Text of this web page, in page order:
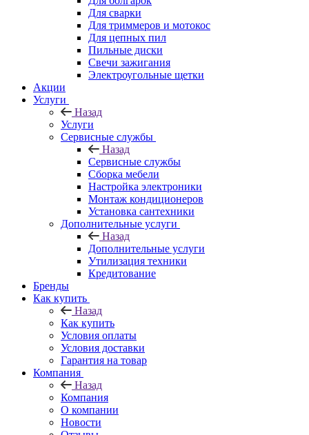
Для сварки
Для триммеров и мотокос
Для цепных пил
Пильные диски
Свечи зажигания
Электроугольные щетки
Акции
Услуги
Назад
Услуги
Сервисные службы
Назад
Сервисные службы
Сборка мебели
Настройка электроники
Монтаж кондиционеров
Установка сантехники
Дополнительные услуги
Назад
Дополнительные услуги
Утилизация техники
Кредитование
Бренды
Как купить
Назад
Как купить
Условия оплаты
Условия доставки
Гарантия на товар
Компания
Назад
Компания
О компании
Новости